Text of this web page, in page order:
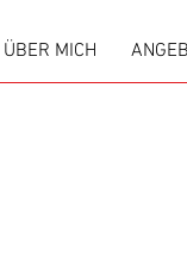
ÜBER MICH